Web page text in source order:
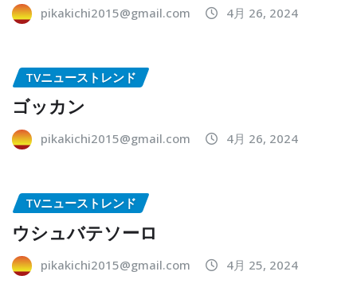
pikakichi2015@gmail.com 4月 26, 2024
TVニューストレンド
ゴッカン
pikakichi2015@gmail.com 4月 26, 2024
TVニューストレンド
ウシュバテソーロ
pikakichi2015@gmail.com 4月 25, 2024